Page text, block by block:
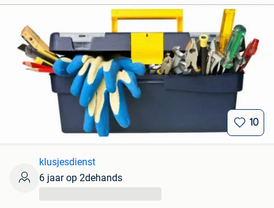
10
klusjesdienst
6 jaar op 2dehands